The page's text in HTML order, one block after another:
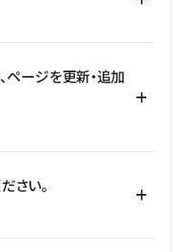
設計、URL・リダイレク
の連携など、個別の要件が
利用数の上限、権限
す。詳しくは料金プランペ
ページを更新・追加
更新範囲を設計しておく
できます。 さらにコン
さい。